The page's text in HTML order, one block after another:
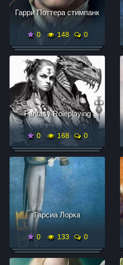
Гарри Поттера стимпанк
0 148 0
Fantasy Roleplaying
0 168 0
Гарсиа Лорка
0 133 0